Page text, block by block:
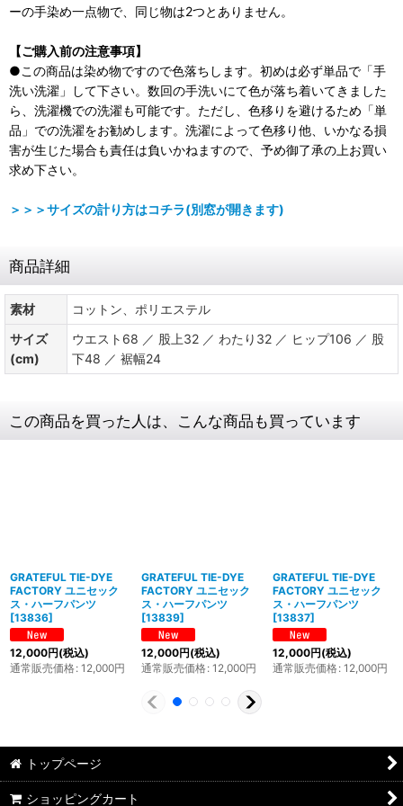
ーの手染め一点物で、同じ物は2つとありません。
【ご購入前の注意事項】
●この商品は染め物ですので色落ちします。初めは必ず単品で「手
洗い洗濯」して下さい。数回の手洗いにて色が落ち着いてきました
ら、洗濯機での洗濯も可能です。ただし、色移りを避けるため「単
品」での洗濯をお勧めします。洗濯によって色移り他、いかなる損
害が生じた場合も責任は負いかねますので、予め御了承の上お買い
求め下さい。
＞＞＞サイズの計り方はコチラ(別窓が開きます)
商品詳細
素材
コットン、ポリエステル
サイズ
(cm)
ウエスト68 ／ 股上32 ／ わたり32 ／ ヒップ106 ／ 股
下48 ／ 裾幅24
この商品を買った人は、こんな商品も買っています
GRATEFUL TIE-DYE
FACTORY ユニセック
ス・ハーフパンツ
[13836]
12,000円(税込)
通常販売価格: 12,000円
GRATEFUL TIE-DYE
FACTORY ユニセック
ス・ハーフパンツ
[13839]
12,000円(税込)
通常販売価格: 12,000円
GRATEFUL TIE-DYE
FACTORY ユニセック
ス・ハーフパンツ
[13837]
12,000円(税込)
通常販売価格: 12,000円
トップページ
ショッピングカート